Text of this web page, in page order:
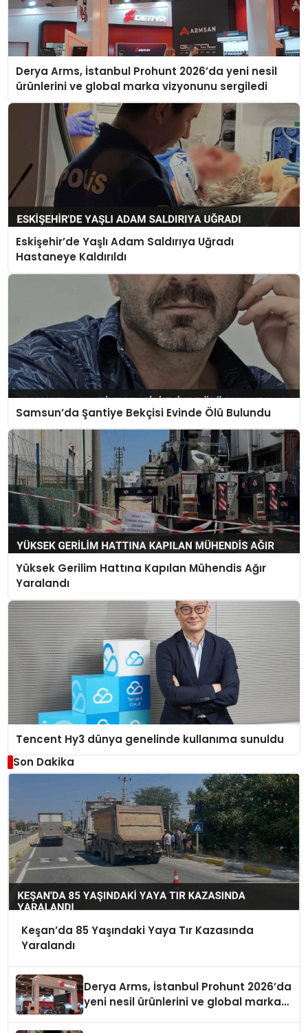
Derya Arms, İstanbul Prohunt 2026’da yeni nesil
ürünlerini ve global marka vizyonunu sergiledi
Eskişehir’de Yaşlı Adam Saldırıya Uğradı
Hastaneye Kaldırıldı
Samsun’da Şantiye Bekçisi Evinde Ölü Bulundu
Yüksek Gerilim Hattına Kapılan Mühendis Ağır
Yaralandı
Tencent Hy3 dünya genelinde kullanıma sunuldu
Son Dakika
Keşan’da 85 Yaşındaki Yaya Tır Kazasında
Yaralandı
Derya Arms, İstanbul Prohunt 2026’da
yeni nesil ürünlerini ve global marka